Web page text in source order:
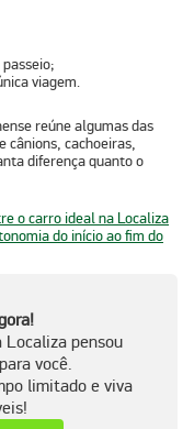
viagem.
reúne algumas das
cânions, cachoeiras,
diferença quanto o
o carro ideal na Localiza
do início ao fim do
Localiza pensou
você.
limitado e viva